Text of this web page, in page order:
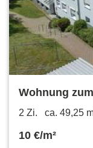
Wohnung
2 Zi. ca. 49,25
10 €/m²